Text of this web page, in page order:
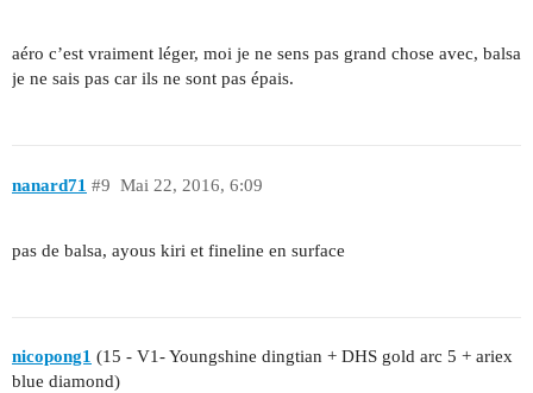
aéro c’est vraiment léger, moi je ne sens pas grand chose avec, balsa
je ne sais pas car ils ne sont pas épais.
nanard71 Mai 22, 2016, 6:09
#9
pas de balsa, ayous kiri et fineline en surface
nicopong1 (15 - V1- Youngshine dingtian + DHS gold arc 5 + ariex
blue diamond)